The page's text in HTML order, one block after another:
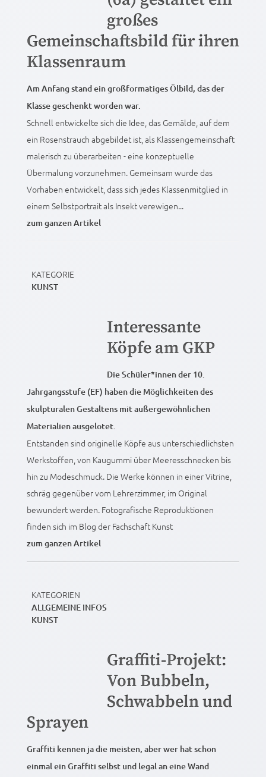
großes
Gemeinschaftsbild für ihren
Klassenraum
Am Anfang stand ein großformatiges Ölbild, das der
Klasse geschenkt worden war.
Schnell entwickelte sich die Idee, das Gemälde, auf dem
ein Rosenstrauch abgebildet ist, als Klassengemeinschaft
malerisch zu überarbeiten - eine konzeptuelle
Übermalung vorzunehmen. Gemeinsam wurde das
Vorhaben entwickelt, dass sich jedes Klassenmitglied in
einem Selbstportrait als Insekt verewigen...
zum ganzen Artikel
KATEGORIE
KUNST
Interessante
Köpfe am GKP
Die Schüler*innen der 10.
Jahrgangsstufe (EF) haben die Möglichkeiten des
skulpturalen Gestaltens mit außergewöhnlichen
Materialien ausgelotet.
Entstanden sind originelle Köpfe aus unterschiedlichsten
Werkstoffen, von Kaugummi über Meeresschnecken bis
hin zu Modeschmuck. Die Werke können in einer Vitrine,
schräg gegenüber vom Lehrerzimmer, im Original
bewundert werden. Fotografische Reproduktionen
finden sich im Blog der Fachschaft Kunst
zum ganzen Artikel
KATEGORIEN
ALLGEMEINE INFOS
KUNST
Graffiti-Projekt:
Von Bubbeln,
Schwabbeln und
Sprayen
Graffiti kennen ja die meisten, aber wer hat schon
einmal ein Graffiti selbst und legal an eine Wand